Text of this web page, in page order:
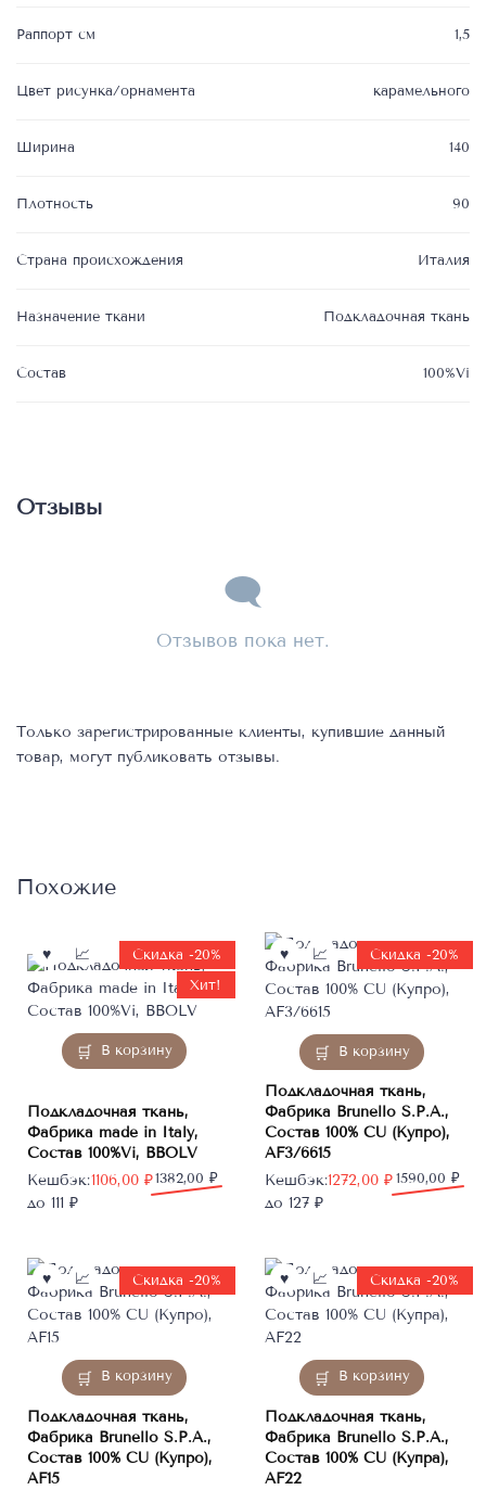
Раппорт см 1,5
Цвет рисунка/орнамента карамельного
Ширина 140
Плотность 90
Страна происхождения Италия
Назначение ткани Подкладочная ткань
Состав 100%Vi
Отзывы
Отзывов пока нет.
Только зарегистрированные клиенты, купившие данный
товар, могут публиковать отзывы.
Похожие
В корзину
Скидка -20%
Хит!
Подкладочная ткань,
Фабрика made in Italy,
Состав 100%Vi, BBOLV
1382,00₽
Первоначальная
цена
1106,00 ₽
Текущая
цена:
Кешбэк:
до 111 ₽
В корзину
Скидка -20%
Подкладочная ткань,
Фабрика Brunello S.P.A.,
Состав 100% CU (Купро),
AF3/6615
1590,00 ₽
Первоначальная
цена
1272,00 ₽
Текущая
цена:
Кешбэк:
до 127 ₽
В корзину
Скидка -20%
Подкладочная ткань,
Фабрика Brunello S.P.A.,
Состав 100% CU (Купро),
AF15
В корзину
Скидка -20%
Подкладочная ткань,
Фабрика Brunello S.P.A.,
Состав 100% CU (Купра),
AF22